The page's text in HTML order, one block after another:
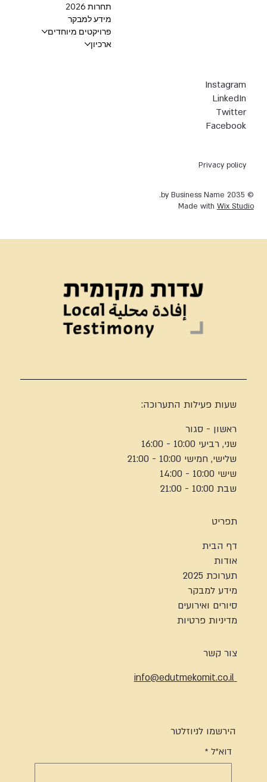
Privacy policy
© 2035 by Business Name.
Made with Wix Studio
Instagram
LinkedIn
Twitter
Facebook
תחרות 2026
מידע למבקר
פרויקטים מיוחדים
ארכיון
שעות פעילות התערוכה:
ראשון - סגור
שני, רביעי 10:00 - 16:00
שלישי, חמישי 10:00 - 21:00
שישי 10:00 - 14:00
שבת 10:00 - 21:00
תפריט
דף הבית
אודות
תערוכת 2025
מידע למבקר
סיורים ואירועים
מדיניות פרטיות
צור קשר
info@edutmekomit.co.il
הירשמו לניוזלטר
דוא"ל *